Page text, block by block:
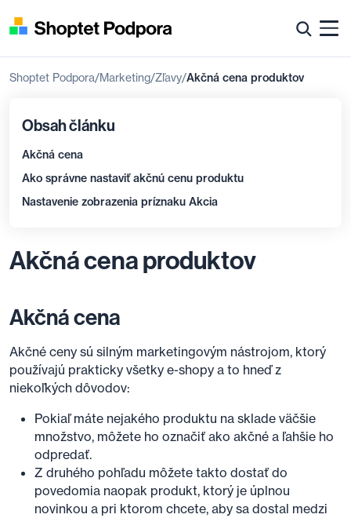
Shoptet Podpora Marketing Zľavy Akčná cena produktov
Obsah článku
Akčná cena
Ako správne nastaviť akčnú cenu produktu
Nastavenie zobrazenia príznaku Akcia
Akčná cena produktov
Akčná cena
Akčné ceny sú silným marketingovým nástrojom, ktorý
používajú prakticky všetky e-shopy a to hneď z
niekoľkých dôvodov:
Pokiaľ máte nejakého produktu na sklade väčšie
množstvo, môžete ho označiť ako akčné a ľahšie ho
odpredať.
Z druhého pohľadu môžete takto dostať do
povedomia naopak produkt, ktorý je úplnou
novinkou a pri ktorom chcete, aby sa dostal medzi